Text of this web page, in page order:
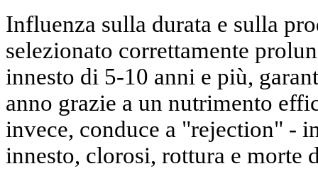
Influenza sulla durata e sulla
selezionato correttamente
innesto di 5-10 anni e più,
anno grazie a un nutrimento
invece, conduce a "rejection" -
innesto, clorosi, rottura e morte